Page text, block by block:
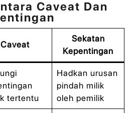
Caveat Dan
Caveat
Sekatan
Kepentingan
tertentu
Hadkan urusan
pindah milik
oleh pemilik